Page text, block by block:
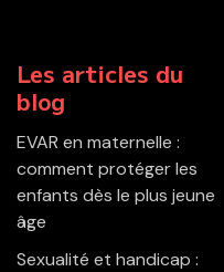
Les articles du
blog
EVAR en maternelle :
comment protéger les
enfants dès le plus jeune
âge
Sexualité et handicap :